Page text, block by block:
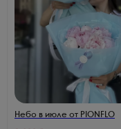
Небо в июле от PIONFLO